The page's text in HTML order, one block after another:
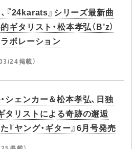
『24karats』シリーズ最新曲
ギタリスト・松本孝弘（B’z）
ボレーション
24掲載）
シェンカー＆松本孝弘、日独
タリストによる奇跡の邂逅
『ヤング・ギター』6月号発売